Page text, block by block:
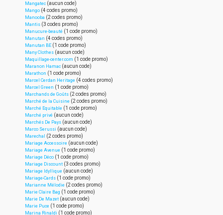
Mangatec (aucun code)
Mango (4 codes promo)
Manooba (2 codes promo)
Mantis (3 codes promo)
Manucure-beauté (1 code promo)
Manutan (4 codes promo)
Manutan BE (1 code promo)
Many Clothes (aucun code)
Maquillage-center.com (1 code promo)
Maranon Hamac (aucun code)
Marathon (1 code promo)
Marcel Cerdan Heritage (4 codes promo)
Marcel Green (1 code promo)
Marchands de Goûts (2 codes promo)
Marché de la Cuisine (2 codes promo)
Marché Equitable (1 code promo)
Marché privé (aucun code)
Marchés De Pays (aucun code)
Marco Serussi (aucun code)
Marechal (2 codes promo)
Mariage Accessoire (aucun code)
Mariage Avenue (1 code promo)
Mariage Déco (1 code promo)
Mariage Discount (3 codes promo)
Mariage Idyllique (aucun code)
Mariage-Cards (1 code promo)
Marianne Mélodie (2 codes promo)
Marie Claire Bag (1 code promo)
Marie De Mazet (aucun code)
Marie Puce (1 code promo)
Marina Rinaldi (1 code promo)